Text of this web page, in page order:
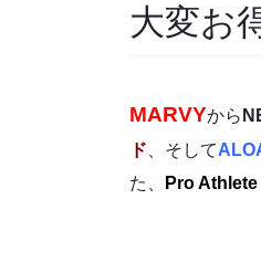
大変お
MARVYから
ド 、そして
た、
Pro Athlete